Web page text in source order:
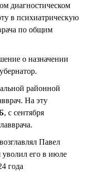
диагностическом
в психиатрическую
по общим
о назначении
районной
На эту
, с сентября
Павел
его в июле
года